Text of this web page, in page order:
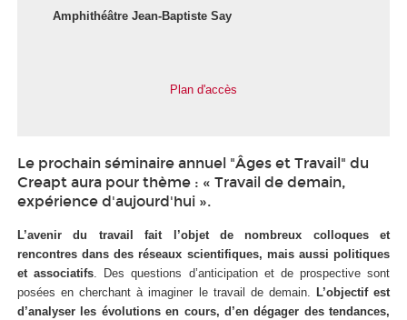
Amphithéâtre Jean-Baptiste Say
Plan d'accès
Le prochain séminaire annuel "Âges et Travail" du
Creapt aura pour thème : « Travail de demain,
expérience d'aujourd'hui ».
L’avenir du travail fait l’objet de nombreux colloques et
rencontres dans des réseaux scientifiques, mais aussi politiques
et associatifs. Des questions d’anticipation et de prospective sont
posées en cherchant à imaginer le travail de demain. L’objectif est
d’analyser les évolutions en cours, d’en dégager des tendances,